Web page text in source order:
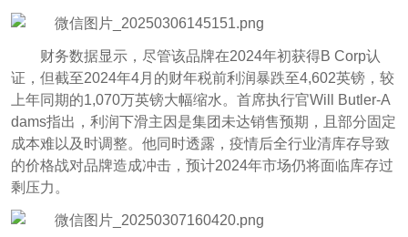
财务数据显示，尽管该品牌在2024年初获得B Corp认
证，但截至2024年4月的财年税前利润暴跌至4,602英镑，较
上年同期的1,070万英镑大幅缩水。首席执行官Will Butler-A
dams指出，利润下滑主因是集团未达销售预期，且部分固定
成本难以及时调整。他同时透露，疫情后全行业清库存导致
的价格战对品牌造成冲击，预计2024年市场仍将面临库存过
剩压力。